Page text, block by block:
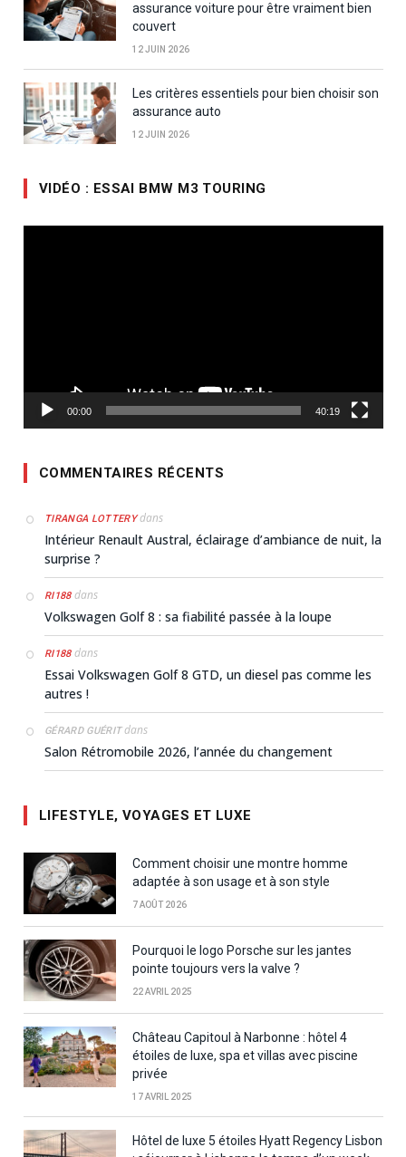
assurance voiture pour être vraiment bien
couvert
12 JUIN 2026
Les critères essentiels pour bien choisir son
assurance auto
12 JUIN 2026
VIDÉO : ESSAI BMW M3 TOURING
00:00 40:19
COMMENTAIRES RÉCENTS
TIRANGA LOTTERYdans
Intérieur Renault Austral, éclairage d’ambiance de nuit, la
surprise ?
RI188dans
Volkswagen Golf 8 : sa fiabilité passée à la loupe
RI188dans
Essai Volkswagen Golf 8 GTD, un diesel pas comme les
autres !
GÉRARD GUÉRITdans
Salon Rétromobile 2026, l’année du changement
LIFESTYLE, VOYAGES ET LUXE
Comment choisir une montre homme
adaptée à son usage et à son style
7 AOÛT 2026
Pourquoi le logo Porsche sur les jantes
pointe toujours vers la valve ?
22 AVRIL 2025
Château Capitoul à Narbonne : hôtel 4
étoiles de luxe, spa et villas avec piscine
privée
17 AVRIL 2025
Hôtel de luxe 5 étoiles Hyatt Regency Lisbon